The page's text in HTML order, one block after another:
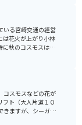
園内には温泉施設
ールを楽しむこと
を満喫できる遊歩道
オープンし、山頂の
望することができ
いる宮崎交通の経営
は花火が上がり小林
に秋のコスモスは絶
コスモスとリンゴ
コスモスなどの花が
ト（大人片道１０
きますが、シーガイ
こは桜並木にもな